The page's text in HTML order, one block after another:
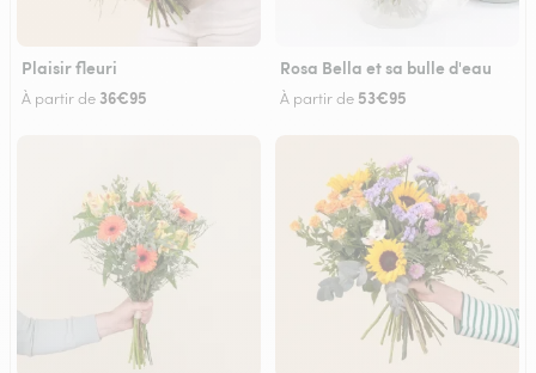
Plaisir fleuri
À partir de 36€95
Rosa Bella et sa bulle d'eau
À partir de 53€95